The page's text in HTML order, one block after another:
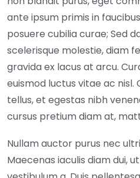
ante ipsum primis in
posuere cubilia curae; Sed
scelerisque molestie, diam
gravida ex lacus at arcu.
euismod luctus vitae ac nisl.
tellus, et egestas nibh
cursus pretium diam at,
Nullam auctor purus nec
Maecenas iaculis diam dui,